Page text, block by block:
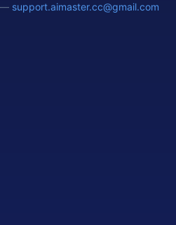
— support.aimaster.cc@gmail.com